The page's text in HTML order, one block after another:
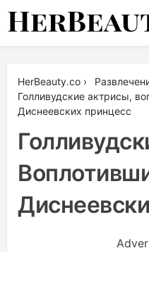
Skip
HerBeauty.co ›
Голливудские актрисы,
Диснеевских принцесс